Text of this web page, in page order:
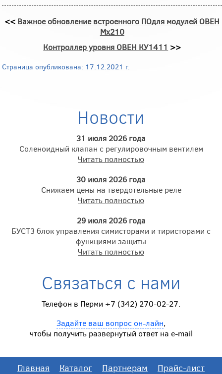
<< Важное обновление встроенного ПОдля модулей ОВЕН
Мх210
Контроллер уровня ОВЕН КУ1411 >>
Страница опубликована: 17.12.2021 г.
Новости
31 июля 2026 года
Соленоидный клапан с регулировочным вентилем
Читать полностью
30 июля 2026 года
Снижаем цены на твердотельные реле
Читать полностью
29 июля 2026 года
БУСТ3 блок управления симисторами и тиристорами с
функциями защиты
Читать полностью
Связаться с нами
Телефон в Перми +7 (342) 270-02-27.
Задайте ваш вопрос он-лайн,
чтобы получить развернутый ответ на e-mail
Главная Каталог Партнерам
Прайс-лист